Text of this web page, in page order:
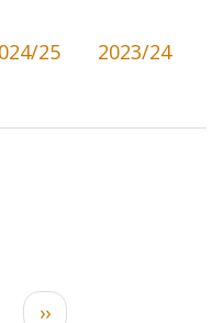
25
2023/24
Nächste
››